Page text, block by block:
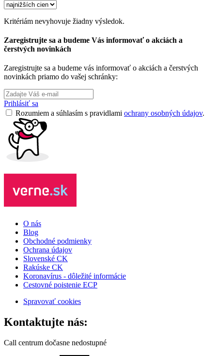
Kritériám nevyhovuje žiadny výsledok.
Zaregistrujte sa a budeme Vás informovať o akciách a
čerstvých novinkách
Zaregistrujte sa a budeme vás informovať o akciách a čerstvých
novinkách priamo do vašej schránky:
Prihlásiť sa
Rozumiem a súhlasím s pravidlami ochrany osobných údajov.
O nás
Blog
Obchodné podmienky
Ochrana údajov
Slovenské CK
Rakúske CK
Koronavírus - dôležité informácie
Cestovné poistenie ECP
Spravovať cookies
Kontaktujte nás:
Call centrum dočasne nedostupné